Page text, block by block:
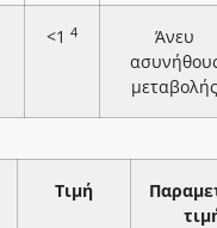
<1 4
Άνευ
μεταβολής
Τιμή